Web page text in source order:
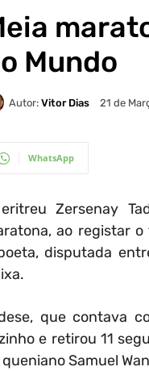
Mundo
Autor: Vitor Dias 21 de
WhatsApp
Zersenay
ao registar
disputada
que contava
e retirou 11
queniano Samuel